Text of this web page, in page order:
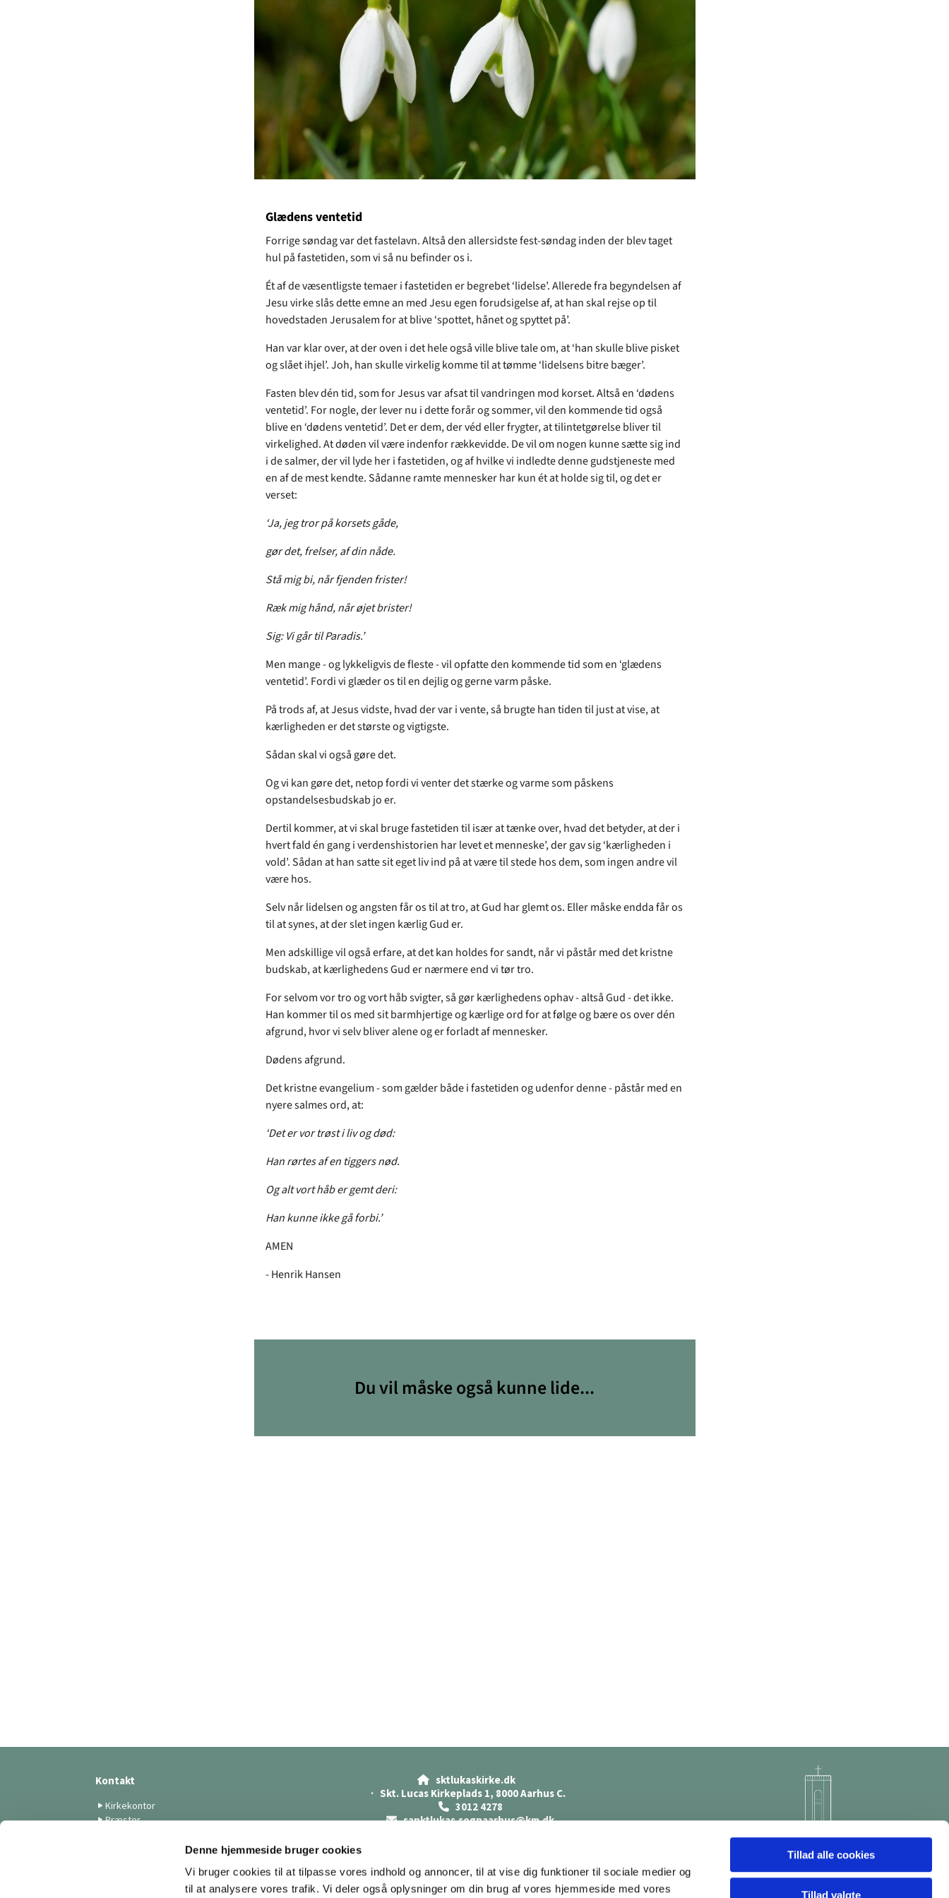
Denne hjemmeside bruger cookies
Vi bruger cookies til at tilpasse vores indhold og annoncer, til at vise dig funktioner til sociale medier og
til at analysere vores trafik. Vi deler også oplysninger om din brug af vores hjemmeside med vores
Tillad alle cookies
Tillad valgte
Glædens ventetid
Forrige søndag var det fastelavn. Altså den allersidste fest-søndag inden der blev taget
hul på fastetiden, som vi så nu befinder os i.
Ét af de væsentligste temaer i fastetiden er begrebet ‘lidelse’. Allerede fra begyndelsen af
Jesu virke slås dette emne an med Jesu egen forudsigelse af, at han skal rejse op til
hovedstaden Jerusalem for at blive ‘spottet, hånet og spyttet på’.
Han var klar over, at der oven i det hele også ville blive tale om, at ‘han skulle blive pisket
og slået ihjel’. Joh, han skulle virkelig komme til at tømme ‘lidelsens bitre bæger’.
Fasten blev dén tid, som for Jesus var afsat til vandringen mod korset. Altså en ‘dødens
ventetid’. For nogle, der lever nu i dette forår og sommer, vil den kommende tid også
blive en ‘dødens ventetid’. Det er dem, der véd eller frygter, at tilintetgørelse bliver til
virkelighed. At døden vil være indenfor rækkevidde. De vil om nogen kunne sætte sig ind
i de salmer, der vil lyde her i fastetiden, og af hvilke vi indledte denne gudstjeneste med
en af de mest kendte. Sådanne ramte mennesker har kun ét at holde sig til, og det er
verset:
‘Ja, jeg tror på korsets gåde,
gør det, frelser, af din nåde.
Stå mig bi, når fjenden frister!
Ræk mig hånd, når øjet brister!
Sig: Vi går til Paradis.’
Men mange - og lykkeligvis de fleste - vil opfatte den kommende tid som en ‘glædens
ventetid’. Fordi vi glæder os til en dejlig og gerne varm påske.
På trods af, at Jesus vidste, hvad der var i vente, så brugte han tiden til just at vise, at
kærligheden er det største og vigtigste.
Sådan skal vi også gøre det.
Og vi kan gøre det, netop fordi vi venter det stærke og varme som påskens
opstandelsesbudskab jo er.
Dertil kommer, at vi skal bruge fastetiden til især at tænke over, hvad det betyder, at der i
hvert fald én gang i verdenshistorien har levet et menneske’, der gav sig ‘kærligheden i
vold’. Sådan at han satte sit eget liv ind på at være til stede hos dem, som ingen andre vil
være hos.
Selv når lidelsen og angsten får os til at tro, at Gud har glemt os. Eller måske endda får os
til at synes, at der slet ingen kærlig Gud er.
Men adskillige vil også erfare, at det kan holdes for sandt, når vi påstår med det kristne
budskab, at kærlighedens Gud er nærmere end vi tør tro.
For selvom vor tro og vort håb svigter, så gør kærlighedens ophav - altså Gud - det ikke.
Han kommer til os med sit barmhjertige og kærlige ord for at følge og bære os over dén
afgrund, hvor vi selv bliver alene og er forladt af mennesker.
Dødens afgrund.
Det kristne evangelium - som gælder både i fastetiden og udenfor denne - påstår med en
nyere salmes ord, at:
‘Det er vor trøst i liv og død:
Han rørtes af en tiggers nød.
Og alt vort håb er gemt deri:
Han kunne ikke gå forbi.’
AMEN
- Henrik Hansen
Du vil måske også kunne lide...
Kontakt
Kirkekontor
Præster
Tilmelding til nyhedsbreve
sktlukaskirke.dk
· Skt. Lucas Kirkeplads 1, 8000 Aarhus C.
3012 4278
sanktlukas.sognaarhus@km.dk